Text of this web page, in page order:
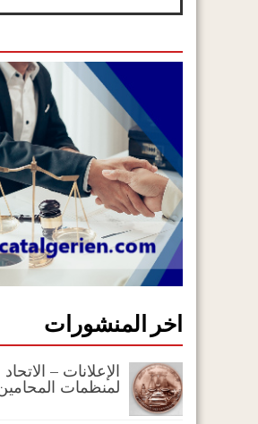
اخر المنشورات
الإعلانات –
لمنظمات